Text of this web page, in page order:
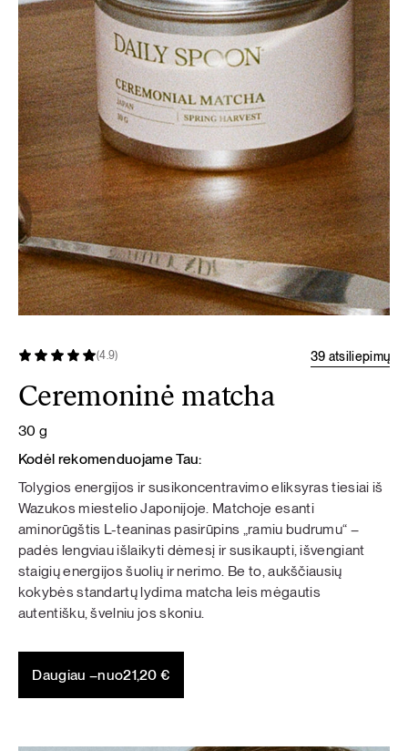
(4.9) 39 atsiliepimų
Ceremoninė matcha
30 g
Kodėl rekomenduojame Tau:
Tolygios energijos ir susikoncentravimo eliksyras tiesiai iš
Wazukos miestelio Japonijoje. Matchoje esanti
aminorūgštis L-teaninas pasirūpins „ramiu budrumu“ –
padės lengviau išlaikyti dėmesį ir susikaupti, išvengiant
staigių energijos šuolių ir nerimo. Be to, aukščiausių
kokybės standartų lydima matcha leis mėgautis
autentišku, švelniu jos skoniu.
Daugiau –nuo21,20€